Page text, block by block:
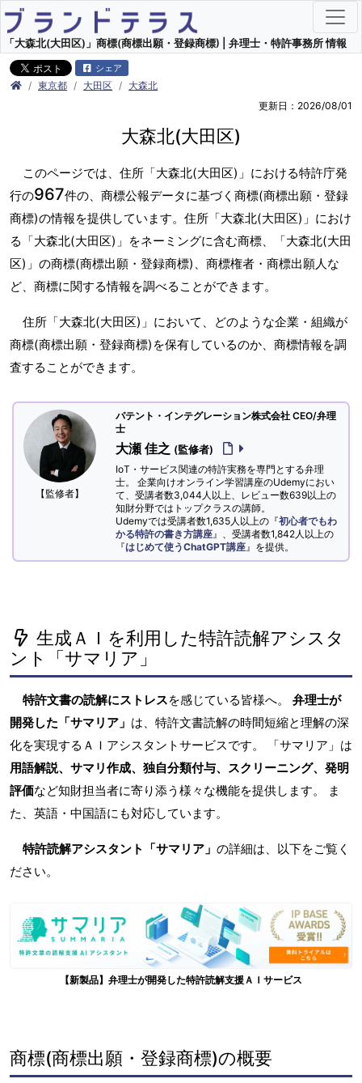
「大森北(大田区)」商標(商標出願・登録商標) | 弁理士・特許事務所 情報
シェア
東京都 大田区
大森北
更新日：2026/08/01
大森北(大田区)
このページでは、住所「大森北(大田区)」における特許庁発
行の967件の、商標公報データに基づく商標(商標出願・登録
商標)の情報を提供しています。住所「大森北(大田区)」におけ
る「大森北(大田区)」をネーミングに含む商標、「大森北(大田
区)」の商標(商標出願・登録商標)、商標権者・商標出願人な
ど、商標に関する情報を調べることができます。
住所「大森北(大田区)」において、どのような企業・組織が
商標(商標出願・登録商標)を保有しているのか、商標情報を調
査することができます。
【監修者】
パテント・インテグレーション株式会社 CEO/弁理
士
大瀬 佳之 (監修者)
IoT・サービス関連の特許実務を専門とする弁理
士。 企業向けオンライン学習講座のUdemyにおい
て、受講者数3,044人以上、レビュー数639以上の
知財分野ではトップクラスの講師。
Udemyでは受講者数1,635人以上の『初心者でもわ
かる特許の書き方講座 』、受講者数1,842人以上の
『はじめて使うChatGPT講座 』を提供。
生成ＡＩを利用した特許読解アシスタ
ント「サマリア」
特許文書の読解にストレスを感じている皆様へ。 弁理士が
開発した「サマリア」 は、特許文書読解の時間短縮と理解の深
化を実現するＡＩアシスタントサービスです。 「サマリア」は
用語解説、サマリ作成、独自分類付与、スクリーニング、発明
評価など知財担当者に寄り添う様々な機能を提供します。 ま
た、英語・中国語にも対応しています。
特許読解アシスタント「サマリア」 の詳細は、以下をご覧く
ださい。
【新製品】弁理士が開発した特許読解支援ＡＩサービス
商標(商標出願・登録商標)の概要